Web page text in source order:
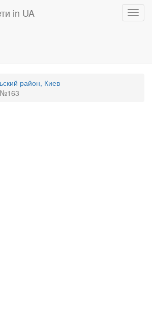
in UA
район, Киев
№163